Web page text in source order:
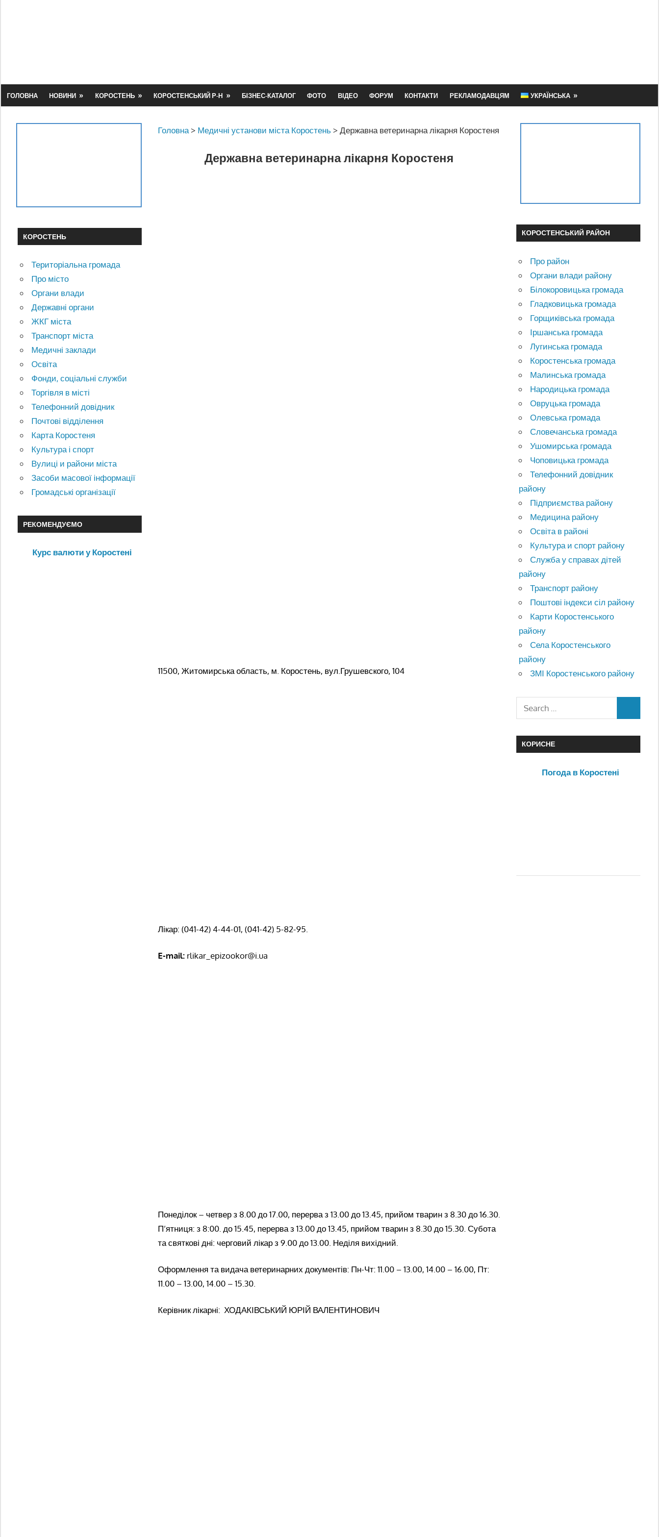
ГОЛОВНА НОВИНИ КОРОСТЕНЬ КОРОСТЕНСЬКИЙ Р-Н БІЗНЕС-КАТАЛОГ ФОТО ВІДЕО ФОРУМ КОНТАКТИ РЕКЛАМОДАВЦЯМ УКРАЇНСЬКА
Головна > Медичні установи міста Коростень > Державна ветеринарна лікарня Коростеня
Державна ветеринарна лікарня Коростеня
11500, Житомирська область, м. Коростень, вул.Грушевского, 104
Лікар: (041-42) 4-44-01, (041-42) 5-82-95.
E-mail: rlikar_epizookor@i.ua
Понеділок – четвер з 8.00 до 17.00, перерва з 13.00 до 13.45, прийом тварин з 8.30 до 16.30.
П’ятниця: з 8:00. до 15.45, перерва з 13.00 до 13.45, прийом тварин з 8.30 до 15.30. Субота
та святкові дні: черговий лікар з 9.00 до 13.00. Неділя вихідний.
Оформлення та видача ветеринарних документів: Пн-Чт: 11.00 – 13.00, 14.00 – 16.00, Пт:
11.00 – 13.00, 14.00 – 15.30.
Керівник лікарні: ХОДАКІВСЬКИЙ ЮРІЙ ВАЛЕНТИНОВИЧ
КОРОСТЕНЬ
Територіальна громада
Про місто
Органи влади
Державні органи
ЖКГ міста
Транспорт міста
Медичні заклади
Освіта
Фонди, соціальні служби
Торгівля в місті
Телефонний довідник
Почтові відділення
Карта Коростеня
Культура і спорт
Вулиці и райони міста
Засоби масової інформації
Громадські організації
РЕКОМЕНДУЄМО
Курс валюти у Коростені
КОРОСТЕНСЬКИЙ РАЙОН
Про район
Органи влади району
Білокоровицька громада
Гладковицька громада
Горщиківська громада
Іршанська громада
Лугинська громада
Коростенська громада
Малинська громада
Народицька громада
Овруцька громада
Олевська громада
Словечанська громада
Ушомирська громада
Чоповицька громада
Телефонний довідник
району
Підприємства району
Медицина району
Освіта в районі
Культура и спорт району
Служба у справах дітей
району
Транспорт району
Поштові індекси сіл району
Карти Коростенського
району
Села Коростенського
району
ЗМІ Коростенського району
КОРИСНЕ
Погода в Коростені